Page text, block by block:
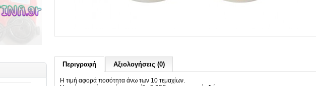
Περιγραφή Αξιολογήσεις (0)
Η τιμή αφορά ποσότητα άνω των 10 τεμαχίων.